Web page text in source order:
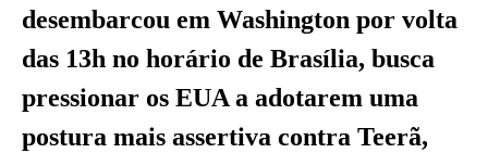
desembarcou em Washington por volta
das 13h no horário de Brasília, busca
pressionar os EUA a adotarem uma
postura mais assertiva contra Teerã,